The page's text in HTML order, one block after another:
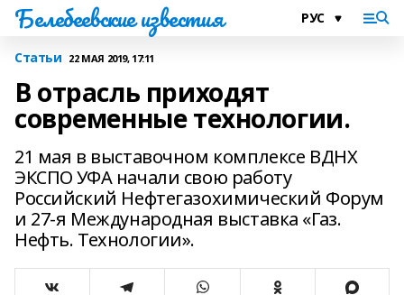
Белебеевские известия
Статьи 22 МАЯ 2019, 17:11
В отрасль приходят
современные технологии.
21 мая в выставочном комплексе ВДНХ
ЭКСПО УФА начали свою работу
Российский Нефтегазохимический Форум
и 27-я Международная выставка «Газ.
Нефть. Технологии».